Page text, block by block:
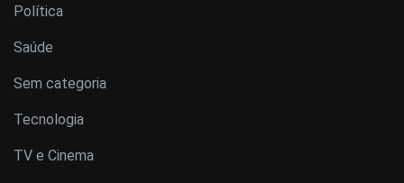
Política
Saúde
Sem categoria
Tecnologia
TV e Cinema